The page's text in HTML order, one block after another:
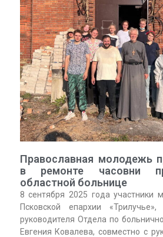
Православная молодежь
в ремонте часовни
областной больнице
8 сентября 2025 года участники
Псковской епархии
руководителя Отдела по
Евгения Ковалева, совместно с